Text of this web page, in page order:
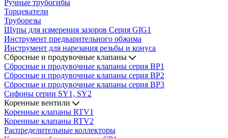
Ручные трубогибы
Торцеватели
Труборезы
Щупы для измерения зазоров Cерия GIG1
Инструмент предварительного обжима
Инструмент для нарезания резьбы и конуса
Сбросные и продувочные клапаны
Сбросные и продувочные клапаны серия BP1
Сбросные и продувочные клапаны серия BP2
Сбросные и продувочные клапаны серия BP3
Сифоны серии SY1, SY2
Коренные вентили
Коренные клапаны RTV1
Коренные клапаны RTV2
Распределительные коллекторы